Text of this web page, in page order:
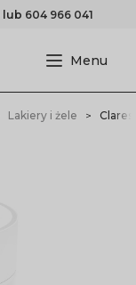
lub 604 966 041
Lakiery i żele